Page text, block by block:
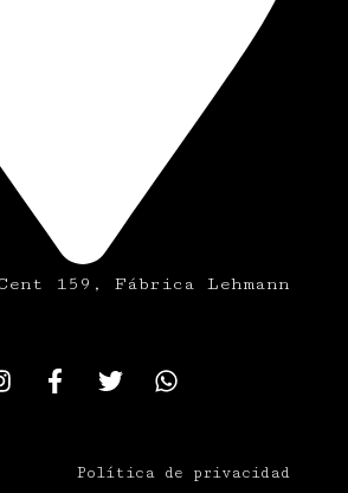
159, Fábrica Lehmann
Política de privacidad